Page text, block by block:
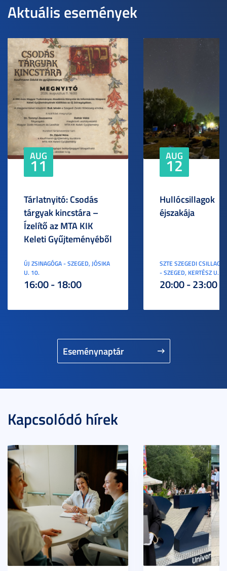
Aktuális események
Eseménynaptár
AUG
11
Tárlatnyitó: Csodás
tárgyak kincstára –
Ízelítő az MTA KIK
Keleti Gyűjteményéből
ÚJ ZSINAGÓGA - SZEGED, JÓSIKA
U. 10.
16:00 - 18:00
AUG
12
Hullócsillagok
éjszakája
SZTE SZEGEDI
- SZEGED, KERTÉSZ U. 3.
20:00 - 23:00
Kapcsolódó hírek